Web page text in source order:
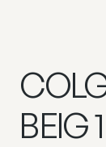
BEIG